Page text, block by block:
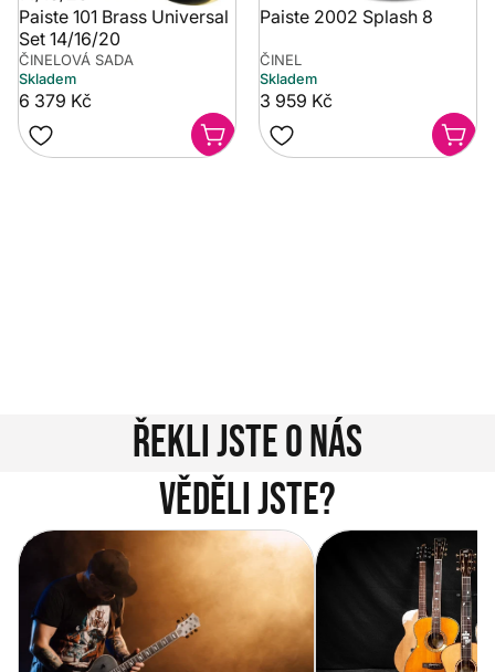
Paiste 101 Brass Universal
Set 14/16/20
ČINELOVÁ SADA
Skladem
6 379 Kč
Paiste 2002 Splash 8
ČINEL
Skladem
3 959 Kč
Řekli jste o nás
Věděli jste?
Vítejte na novém e-shopu Music
City
Jak vybrat